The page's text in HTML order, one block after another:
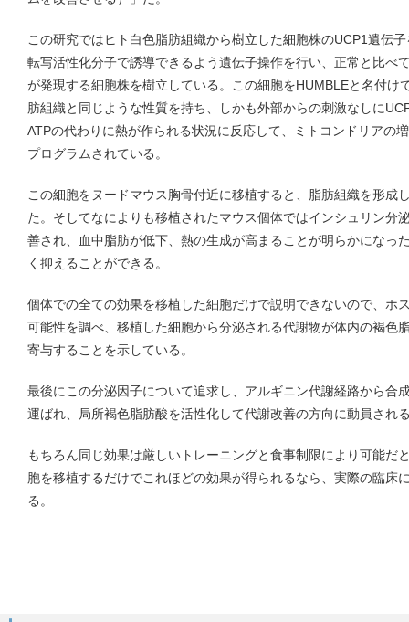
この研究ではヒト白色脂肪組織から樹立した細胞株のUCP1遺伝
転写活性化分子で誘導できるよう遺伝子操作を行い、正常と比べ
が発現する細胞株を樹立している。この細胞をHUMBLEと名付け
肪組織と同じような性質を持ち、しかも外部からの刺激なしに
ATPの代わりに熱が作られる状況に反応して、ミトコンドリアの
プログラムされている。
この細胞をヌードマウス胸骨付近に移植すると、脂肪組織を形成
た。そしてなによりも移植されたマウス個体ではインシュリン分
善され、血中脂肪が低下、熱の生成が高まることが明らかになっ
く抑えることができる。
個体での全ての効果を移植した細胞だけで説明できないので、ホ
可能性を調べ、移植した細胞から分泌される代謝物が体内の褐色
寄与することを示している。
最後にこの分泌因子について追求し、アルギニン代謝経路から合
運ばれ、局所褐色脂肪酸を活性化して代謝改善の方向に動員され
もちろん同じ効果は厳しいトレーニングと食事制限により可能だ
胞を移植するだけでこれほどの効果が得られるなら、実際の臨床
る。